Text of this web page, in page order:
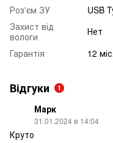
Роз'єм ЗУ
USB
Захист від
вологи
Нет
Гарантія
12
Відгуки 1
Марк
31.01.2024 в 14:04
Круто